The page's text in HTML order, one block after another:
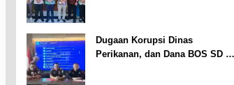
Dugaan Korupsi Dinas
Perikanan, dan Dana BOS SD –